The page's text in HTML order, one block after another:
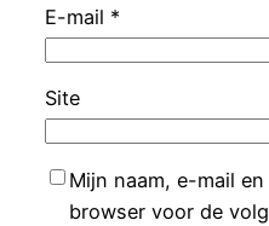
E-mail *
Site
Mijn naam, e-mail
browser voor de